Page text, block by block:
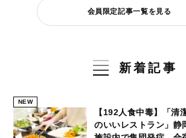
会員限定記事一覧を見る
新着記事
NEW
【192人食中毒】「清
のいいレストラン」静